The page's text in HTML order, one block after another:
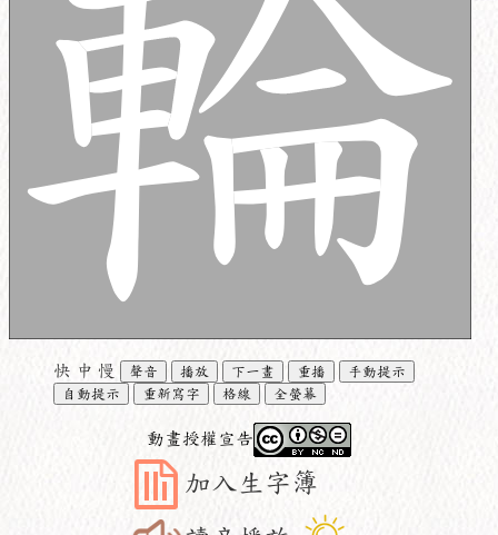
快 中 慢 聲音 播放 下一畫 重播
手動提示
自動提示
重新寫字 格線 全螢幕
動畫授權宣告
加入生字簿